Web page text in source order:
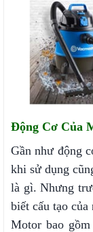
Động Cơ Của
Gần như động
khi sử dụng
là gì. Nhưng
biết cấu tạo của
Motor bao